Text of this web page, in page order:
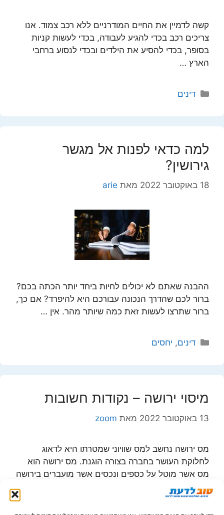
קשה לדמיין את החיים המודרניים ללא רכב צמוד. אנו
צריכים רכב בכדי להגיע לעבודה, בכדי לעשות קניות
בסופר, בכדי להסיע את הילדים ובכדי לנסוע ברחבי
הארץ …
קטגוריות
דינים
למה כדאי לפנות אל מגשר
גירושין?
18 באוקטובר 2022 מאת arie
ההבנה שאתם לא יכולים לחיות ביחד יותר הכתה בכם?
ברור לכם שהדרך הנכונה עבורכם היא להיפרד? אם כך,
ברור שתרצו לעשות זאת כמה שיותר מהר. אין …
קטגוריות
דינים, יחסים
מיסוי ירושה – נקודות חשובות
13 באוקטובר 2022 מאת zoom
מס ירושה נחשב למס שוויוני שמטרתו היא לדאוג
לחלוקת העושר בחברה בצורה הוגנת. מס ירושה הוא
מס אשר מוטל על כספים ונכסים אשר מועברים בירושה
כאשר …